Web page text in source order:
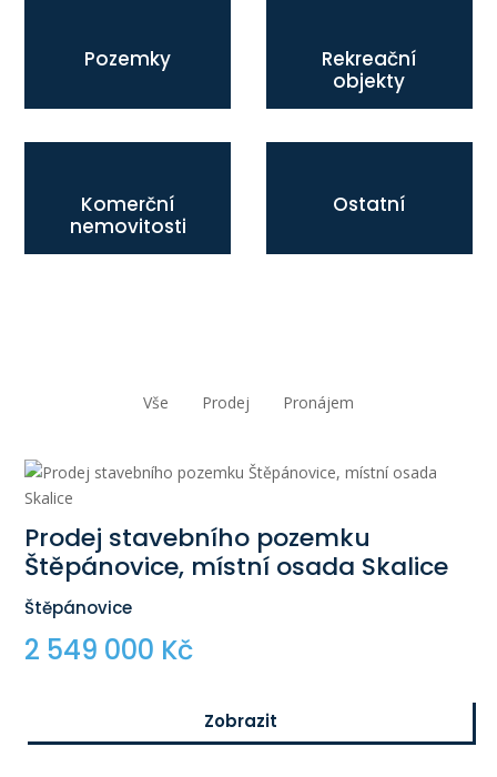
Pozemky
Rekreační
objekty
Komerční
nemovitosti
Ostatní
Vše Prodej Pronájem
Prodej stavebního pozemku
Štěpánovice, místní osada Skalice
Štěpánovice
2 549 000 Kč
Zobrazit